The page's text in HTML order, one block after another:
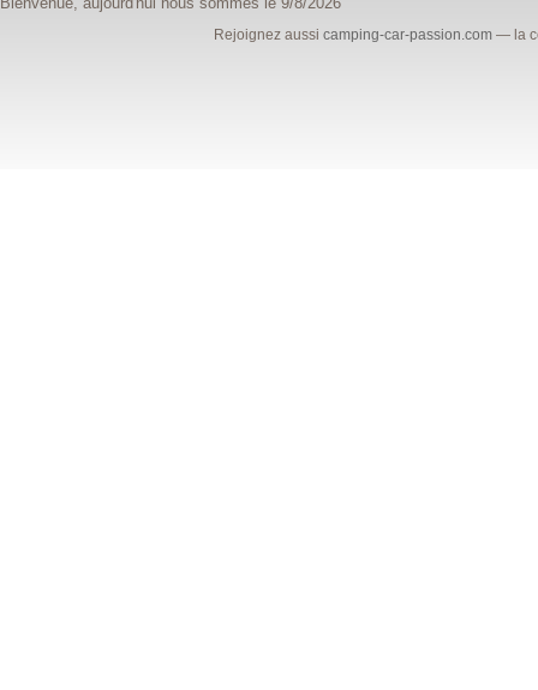
Rejoignez aussicamping-car-passion.com — la